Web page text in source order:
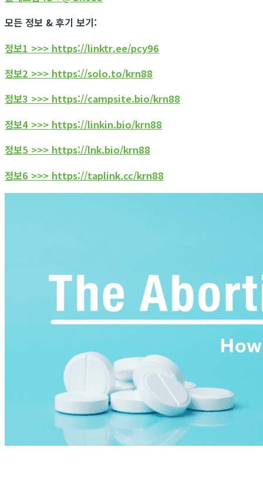
모든 정보 & 후기 보기:
정보1 >>> https://linktr.ee/pcy96
정보2 >>> https://solo.to/krn88
정보3 >>> https://campsite.bio/krn88
정보4 >>> https://linkin.bio/krn88
정보5 >>> https://lnk.bio/krn88
정보6 >>> https://taplink.cc/krn88